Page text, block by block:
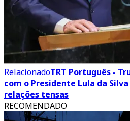
RelacionadoTRT Português -
com o Presidente Lula da
relações tensas
RECOMENDADO